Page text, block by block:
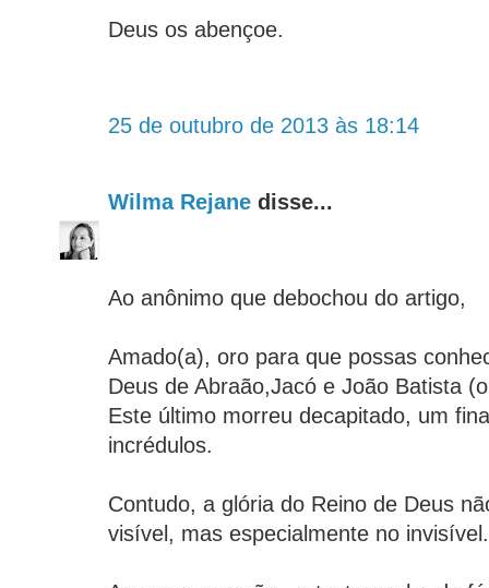
Deus os abençoe.
25 de outubro de 2013 às 18:14
Wilma Rejane disse...
Ao anônimo que debochou do artigo,
Amado(a), oro para que possas
Deus de Abraão,Jacó e João Batista
Este último morreu decapitado, um
incrédulos.
Contudo, a glória do Reino de Deus
visível, mas especialmente no invisível.